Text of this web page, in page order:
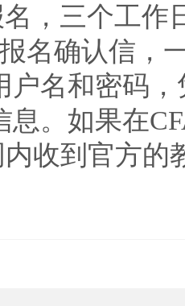
，三个工作
名确认信，
户名和密码
息。如果在
收到官方的